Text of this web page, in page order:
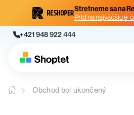
Stretneme sa na
Príď na najväčšiu e-
+421 948 922 444
Obchod bol ukončený